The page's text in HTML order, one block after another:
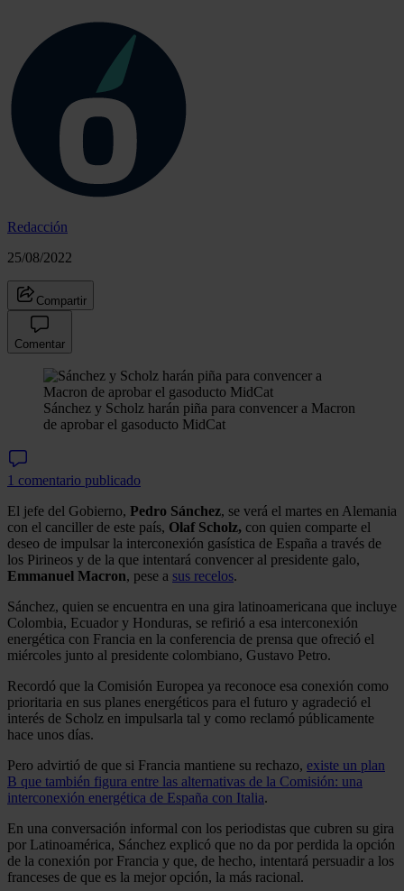
Redacción
25/08/2022
Compartir
Comentar
Sánchez y Scholz harán piña para convencer a Macron
de aprobar el gasoducto MidCat
1 comentario publicado
El jefe del Gobierno, Pedro Sánchez, se verá el martes en Alemania
con el canciller de este país, Olaf Scholz, con quien comparte el
deseo de impulsar la interconexión gasística de España a través de
los Pirineos y de la que intentará convencer al presidente galo,
Emmanuel Macron, pese a sus recelos.
Sánchez, quien se encuentra en una gira latinoamericana que incluye
Colombia, Ecuador y Honduras, se refirió a esa interconexión
energética con Francia en la conferencia de prensa que ofreció el
miércoles junto al presidente colombiano, Gustavo Petro.
Recordó que la Comisión Europea ya reconoce esa conexión como
prioritaria en sus planes energéticos para el futuro y agradeció el
interés de Scholz en impulsarla tal y como reclamó públicamente
hace unos días.
Pero advirtió de que si Francia mantiene su rechazo, existe un plan
B que también figura entre las alternativas de la Comisión: una
interconexión energética de España con Italia.
En una conversación informal con los periodistas que cubren su gira
por Latinoamérica, Sánchez explicó que no da por perdida la opción
de la conexión por Francia y que, de hecho, intentará persuadir a los
franceses de que es la mejor opción, la más racional.